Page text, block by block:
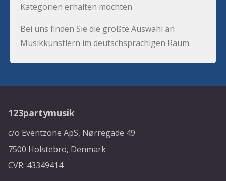
Kategorien erhalten möchten.
Bei uns finden Sie die größte Auswahl an
Musikkünstlern im deutschsprachigen Raum.
123partymusik
c/o Eventzone ApS, Nørregade 49
7500 Holstebro, Denmark
CVR: 43349414